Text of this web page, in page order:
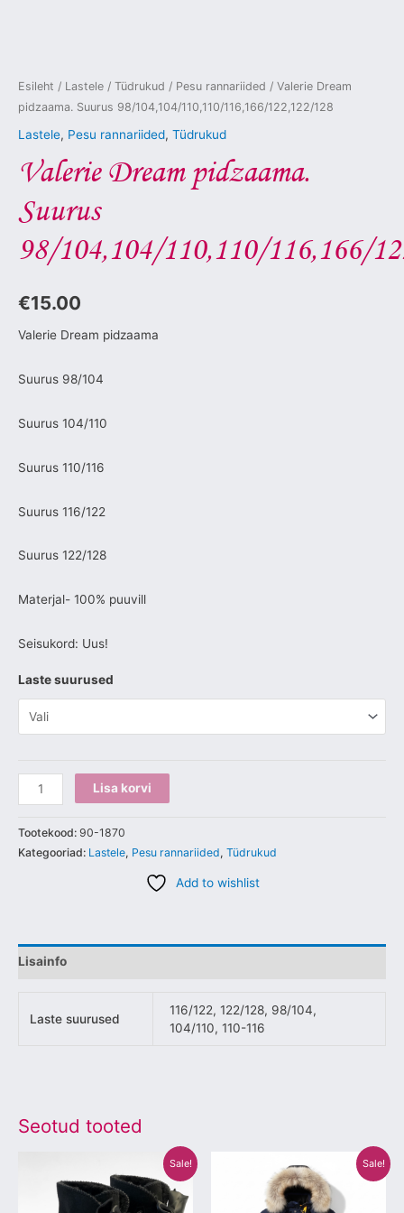
Esileht / Lastele / Tüdrukud / Pesu rannariided / Valerie Dream
pidzaama. Suurus 98/104,104/110,110/116,166/122,122/128
Lastele, Pesu rannariided, Tüdrukud
Valerie Dream pidzaama.
Suurus
98/104,104/110,110/116,166/
€15.00
Valerie Dream pidzaama
Suurus 98/104
Suurus 104/110
Suurus 110/116
Suurus 116/122
Suurus 122/128
Materjal- 100% puuvill
Seisukord: Uus!
Laste suurused
Lisa korvi
Tootekood: 90-1870
Kategooriad: Lastele, Pesu rannariided, Tüdrukud
Add to wishlist
Lisainfo
Laste suurused
116/122, 122/128, 98/104,
104/110, 110-116
Seotud tooted
Sale!
oli:
€29.00.
hind
on:
€19.90.
tootel
on
Sale!
hind
oli:
€649.00.
Praegune
hind
on:
€280.00.
tootel
on